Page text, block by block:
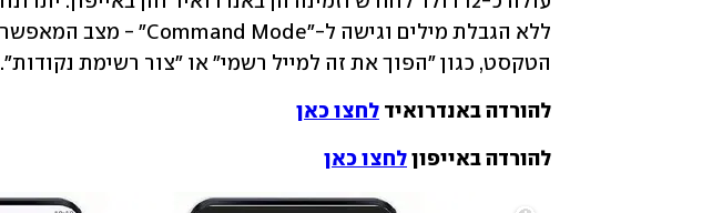
הטקסט, כגון "הפוך את זה למייל רשמי" או "צור רשימת נקודות".
להורדה באנדרואיד לחצו כאן
להורדה באייפון לחצו כאן